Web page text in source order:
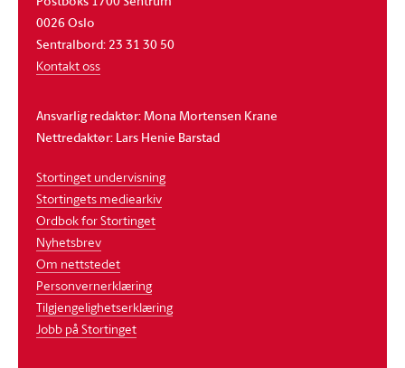
0026 Oslo
Sentralbord: 23 31 30 50
Kontakt oss
Ansvarlig redaktør: Mona Mortensen Krane
Nettredaktør: Lars Henie Barstad
Stortinget undervisning
Stortingets mediearkiv
Ordbok for Stortinget
Nyhetsbrev
Om nettstedet
Personvernerklæring
Tilgjengelighetserklæring
Jobb på Stortinget